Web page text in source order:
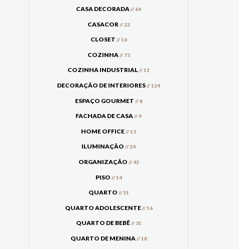
CASA DECORADA// 64
CASACOR // 22
CLOSET // 16
COZINHA// 73
COZINHA INDUSTRIAL// 12
DECORAÇÃO DE INTERIORES// 124
ESPAÇO GOURMET // 8
FACHADA DE CASA// 9
HOME OFFICE// 13
ILUMINAÇÃO// 24
ORGANIZAÇÃO // 42
PISO // 14
QUARTO // 51
QUARTO ADOLESCENTE// 16
QUARTO DE BEBÊ// 31
QUARTO DE MENINA// 18